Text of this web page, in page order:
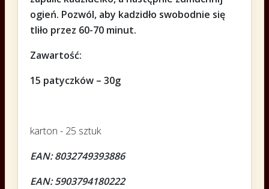
ogień. Pozwól, aby kadzidło swobodnie się
tliło przez 60-70 minut.
Zawartość:
15 patyczków – 30g
karton - 25 sztuk
EAN: 8032749393886
EAN: 5903794180222